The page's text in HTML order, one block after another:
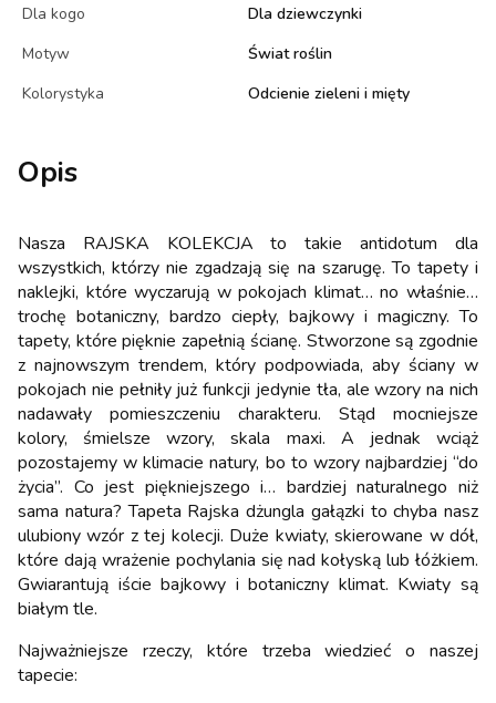
Dla kogo
Dla dziewczynki
Motyw
Świat roślin
Kolorystyka
Odcienie zieleni i mięty
Opis
Nasza RAJSKA KOLEKCJA to takie antidotum dla
wszystkich, którzy nie zgadzają się na szarugę. To tapety i
naklejki, które wyczarują w pokojach klimat… no właśnie…
trochę botaniczny, bardzo ciepły, bajkowy i magiczny. To
tapety, które pięknie zapełnią ścianę. Stworzone są zgodnie
z najnowszym trendem, który podpowiada, aby ściany w
pokojach nie pełniły już funkcji jedynie tła, ale wzory na nich
nadawały pomieszczeniu charakteru. Stąd mocniejsze
kolory, śmielsze wzory, skala maxi. A jednak wciąż
pozostajemy w klimacie natury, bo to wzory najbardziej “do
życia”. Co jest piękniejszego i… bardziej naturalnego niż
sama natura? Tapeta Rajska dżungla gałązki to chyba nasz
ulubiony wzór z tej kolecji. Duże kwiaty, skierowane w dół,
które dają wrażenie pochylania się nad kołyską lub łóżkiem.
Gwiarantują iście bajkowy i botaniczny klimat. Kwiaty są
białym tle.
Najważniejsze rzeczy, które trzeba wiedzieć o naszej
tapecie: